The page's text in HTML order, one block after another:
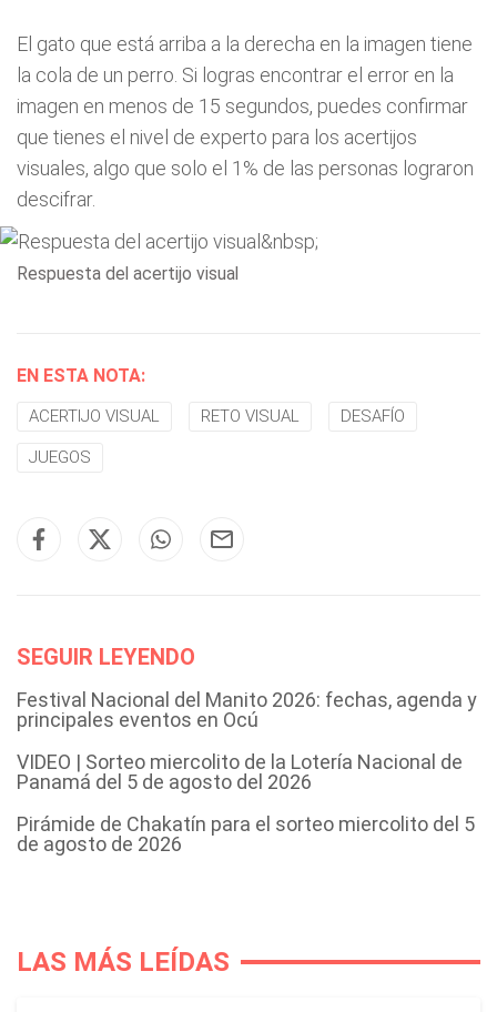
El gato que está arriba a la derecha en la imagen tiene
la cola de un perro. Si logras encontrar el error en la
imagen en menos de 15 segundos, puedes confirmar
que tienes el nivel de experto para los acertijos
visuales, algo que solo el 1% de las personas lograron
descifrar.
Respuesta del acertijo visual
EN ESTA NOTA:
ACERTIJO VISUAL RETO VISUAL DESAFÍO
JUEGOS
SEGUIR LEYENDO
Festival Nacional del Manito 2026: fechas, agenda y
principales eventos en Ocú
VIDEO | Sorteo miercolito de la Lotería Nacional de
Panamá del 5 de agosto del 2026
Pirámide de Chakatín para el sorteo miercolito del 5
de agosto de 2026
LAS MÁS LEÍDAS